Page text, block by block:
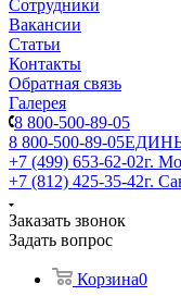
Сотрудники
Вакансии
Статьи
Контакты
Обратная связь
Галерея
8 800-500-89-05
8 800-500-89-05
+7 (499) 653-62-02г.
+7 (812) 425-35-42г.
Заказать звонок
Задать вопрос
Корзина0